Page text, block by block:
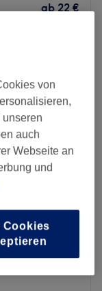
ab 22 €
10:00– 20:00
10:00–20:00
10:00–20:00
10:00–20:00
10:00–20:00
Geschlossen
of
selection
will relax you
von
auch
Webseite an
und
Cookies